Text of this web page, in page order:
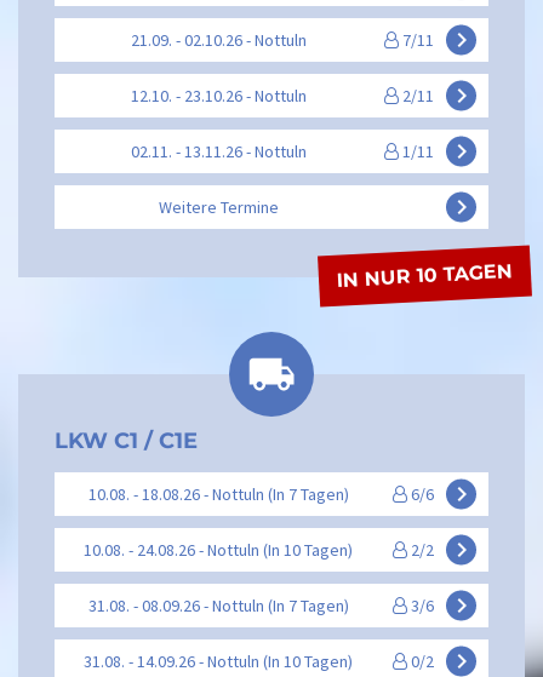
21.09. - 02.10.26 - Nottuln 7/11 keyboard_arrow_right
12.10. - 23.10.26 - Nottuln 2/11 keyboard_arrow_right
02.11. - 13.11.26 - Nottuln 1/11 keyboard_arrow_right
Weitere Termine keyboard_arrow_right
IN NUR 10 TAGEN
LKW C1 / C1E
10.08. - 18.08.26 - Nottuln (In 7 Tagen) 6/6 keyboard_arrow_right
10.08. - 24.08.26 - Nottuln (In 10 Tagen) 2/2 keyboard_arrow_right
31.08. - 08.09.26 - Nottuln (In 7 Tagen) 3/6 keyboard_arrow_right
31.08. - 14.09.26 - Nottuln (In 10 Tagen) 0/2 keyboard_arrow_right